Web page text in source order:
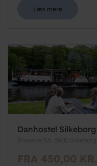
Læs mere
Danhostel Silkeborg
Åhavevej 55, 8600 Silkeborg
FRA 450,00 KR.